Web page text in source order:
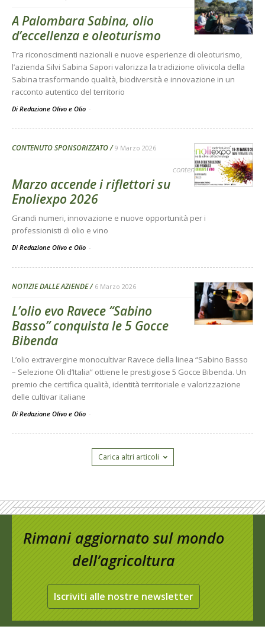
A Palombara Sabina, olio
d’eccellenza e oleoturismo
Tra riconoscimenti nazionali e nuove esperienze di oleoturismo,
l’azienda Silvi Sabina Sapori valorizza la tradizione olivicola della
Sabina trasformando qualità, biodiversità e innovazione in un
racconto autentico del territorio
Di Redazione Olivo e Olio -
CONTENUTO SPONSORIZZATO 9 Marzo 2026
contenuto sponsorizzato
Marzo accende i riflettori su
Enoliexpo 2026
Grandi numeri, innovazione e nuove opportunità per i
professionisti di olio e vino
Di Redazione Olivo e Olio -
NOTIZIE DALLE AZIENDE 6 Marzo 2026
L’olio evo Ravece “Sabino
Basso” conquista le 5 Gocce
Bibenda
L’olio extravergine monocultivar Ravece della linea “Sabino Basso
– Selezione Oli d’Italia” ottiene le prestigiose 5 Gocce Bibenda. Un
premio che certifica qualità, identità territoriale e valorizzazione
delle cultivar italiane
Di Redazione Olivo e Olio -
Carica altri articoli
Rimani aggiornato sul mondo
dell’agricoltura
Iscriviti alle nostre newsletter